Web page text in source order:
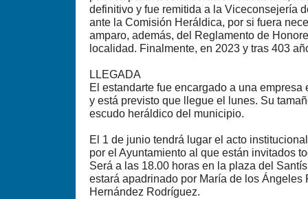
definitivo y fue remitida a la Viceconsejería
ante la Comisión Heráldica, por si fuera
amparo, además, del Reglamento de
localidad. Finalmente, en 2023 y tras 403
LLEGADA
El estandarte fue encargado a una
y está previsto que llegue el lunes. Su
escudo heráldico del municipio.
El 1 de junio tendrá lugar el acto
por el Ayuntamiento al que están invitados
Será a las 18.00 horas en la plaza del
estará apadrinado por María de los Ángeles
Hernández Rodríguez.